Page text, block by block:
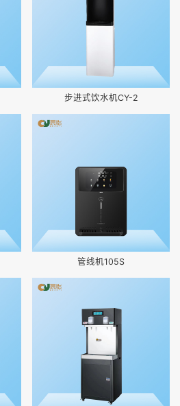
步进式饮水机CY-2
管线机105S